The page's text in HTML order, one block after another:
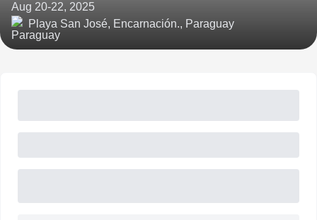
Aug 20-22, 2025
Playa San José, Encarnación., Paraguay